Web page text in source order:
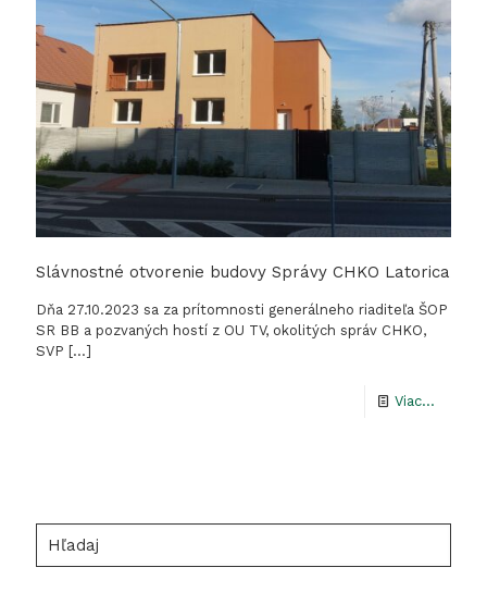
Slávnostné otvorenie budovy Správy CHKO Latorica
Dňa 27.10.2023 sa za prítomnosti generálneho riaditeľa ŠOP
SR BB a pozvaných hostí z OU TV, okolitých správ CHKO,
SVP […]
Viac...
CHKO